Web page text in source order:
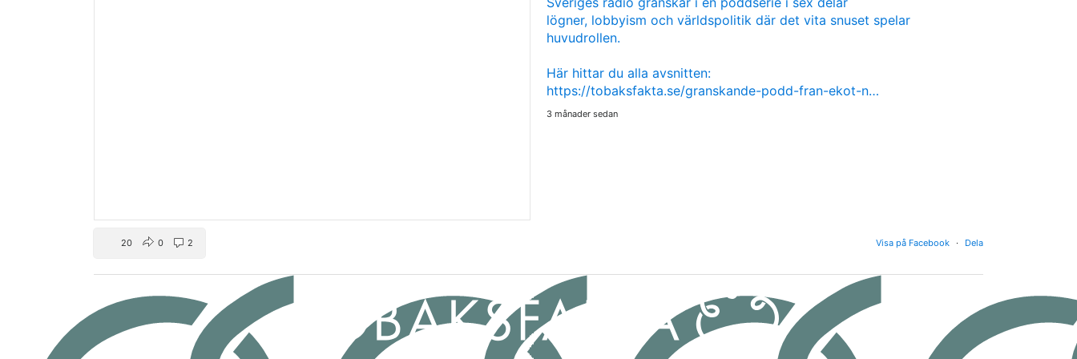
lögner, lobbyism och världspolitik där det vita snuset spelar
huvudrollen.
Här hittar du alla avsnitten:
https://tobaksfakta.se/granskande-podd-fran-ekot-n…
3 månader sedan
Visa på Facebook · Dela
20 0 2